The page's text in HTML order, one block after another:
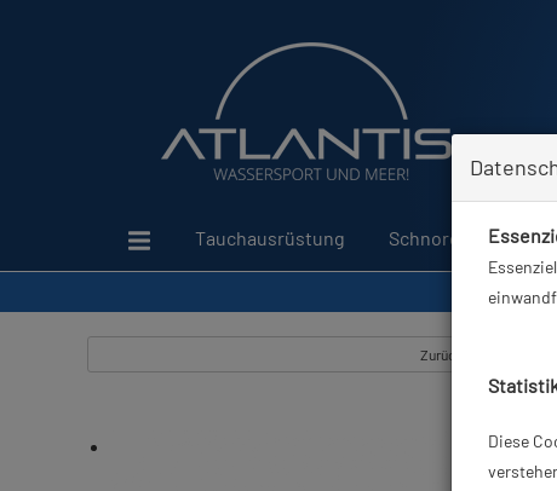
Tauchausrüstung Schnorcheln
Zurück
Diese